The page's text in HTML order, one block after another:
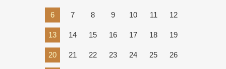
6 7 8 9 10 11 12
13 14 15 16 17 18 19
20 21 22 23 24 25 26